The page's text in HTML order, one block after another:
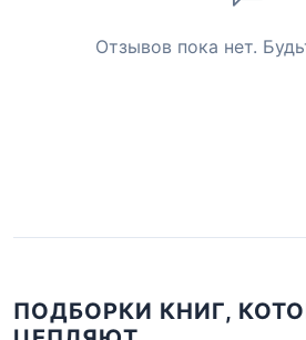
Отзывов пока нет.
ПОДБОРКИ КНИГ,